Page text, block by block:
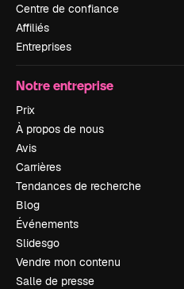
Centre de confiance
Affiliés
Entreprises
Notre entreprise
Prix
À propos de nous
Avis
Carrières
Tendances de recherche
Blog
Événements
Slidesgo
Vendre mon contenu
Salle de presse